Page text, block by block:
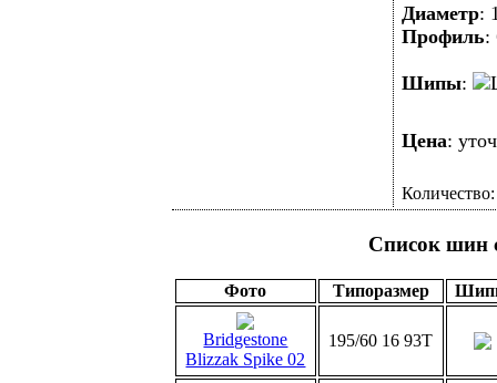
Диаметр:
Профиль
Шипы:
Цена:
Список шин
Фото Типоразмер
Bridgestone
Blizzak Spike 02
195/60 16 93T